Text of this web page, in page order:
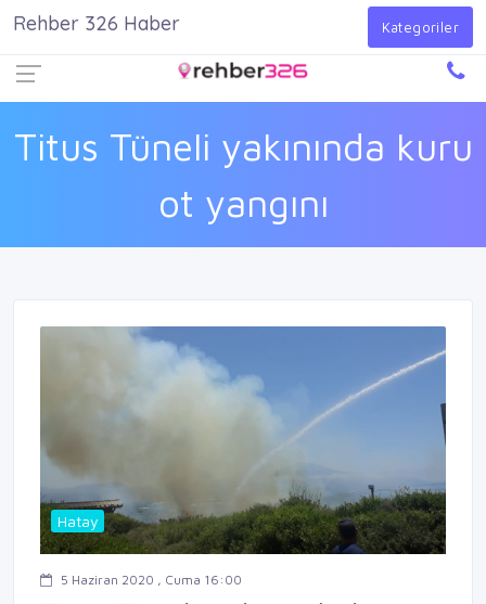
Giriş Yap
Titus Tüneli yakınında kuru
ot yangını
Rehber 326 Haber Kategoriler
Hatay
5 Haziran 2020 , Cuma 16:00